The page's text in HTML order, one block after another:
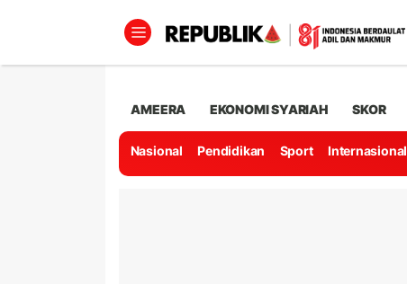
AMEERA EKONOMI SYARIAH SKOR
Nasional Pendidikan Sport Internasional